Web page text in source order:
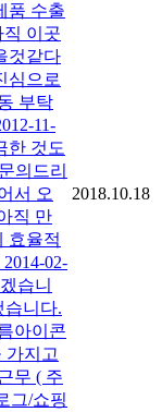
품 수출
이곳
것같다
심으로
부탁
11-
한 것도
의드리
서 오
직 만
효율적
02-
습니
습니다.
아이콘
가지고
무 ( 주
그/쇼핑
2018.10.18